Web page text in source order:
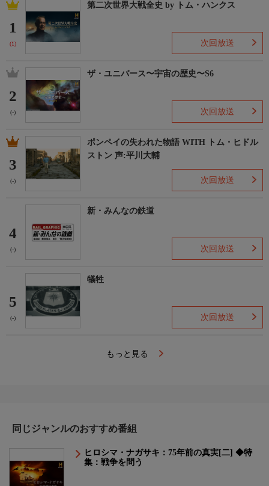
1
(1)
第二次世界大戦全史 by トム・ハンクス
次回放送
2
(-)
ザ・ユニバース〜宇宙の歴史〜S6
次回放送
3
(-)
ポンペイの失われた物語 WITH トム・ヒドル
ストン 声:平川大輔
次回放送
4
(-)
新・みんなの鉄道
次回放送
5
(-)
犠牲
次回放送
もっと見る
同じジャンルのおすすめ番組
ヒロシマ・ナガサキ：75年前の真実[二] ◆特
集：戦争を問う